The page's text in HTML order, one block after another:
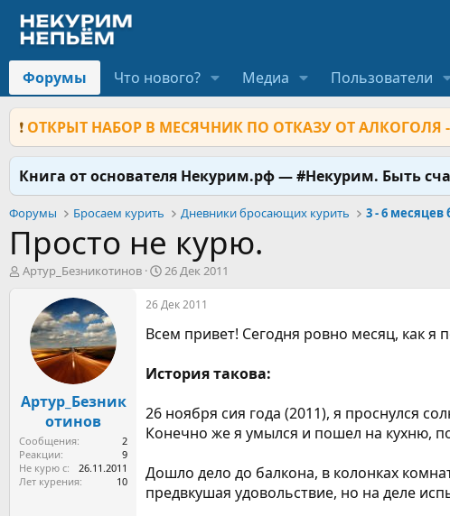
Форумы Что нового? Медиа Пользователи
❗ ОТКРЫТ НАБОР В МЕСЯЧНИК ПО ОТКАЗУ ОТ
Книга от основателя Некурим.рф — #Некурим. Быть
Форумы Бросаем курить Дневники бросающих курить 3 - 6 месяцев
Просто не курю.
А
ы
Артур_Безникотинов
Д
а
т
н
ч
а
а
26 Дек 2011
Артур_Безник
отинов
Сообщения
2
Реакции
9
Не курю с
26.11.2011
Лет курения
10
26 Дек 2011
Всем привет! Сегодня ровно месяц, как
История такова:
26 ноября сия года (2011), я проснулся
Конечно же я умылся и пошел на кухню,
Дошло дело до балкона, в колонках
предвкушая удовольствие, но на деле